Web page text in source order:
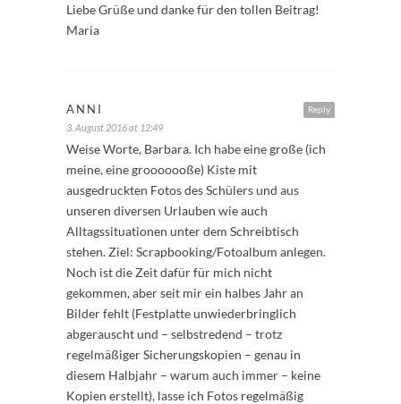
Liebe Grüße und danke für den tollen Beitrag!
Maria
Reply
ANNI
3. August 2016 at 12:49
Weise Worte, Barbara. Ich habe eine große (ich
meine, eine grooooooße) Kiste mit
ausgedruckten Fotos des Schülers und aus
unseren diversen Urlauben wie auch
Alltagssituationen unter dem Schreibtisch
stehen. Ziel: Scrapbooking/Fotoalbum anlegen.
Noch ist die Zeit dafür für mich nicht
gekommen, aber seit mir ein halbes Jahr an
Bilder fehlt (Festplatte unwiederbringlich
abgerauscht und – selbstredend – trotz
regelmäßiger Sicherungskopien – genau in
diesem Halbjahr – warum auch immer – keine
Kopien erstellt), lasse ich Fotos regelmäßig